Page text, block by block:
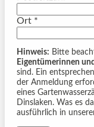
Ort *
Hinweis: Bitte
Eigentümerinnen
sind. Ein
der Anmeldung
eines
Dinslaken. Was es
ausführlich in